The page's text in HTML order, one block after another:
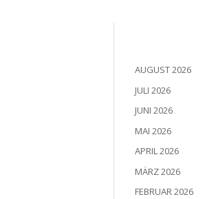
AUGUST 2026
JULI 2026
JUNI 2026
MAI 2026
APRIL 2026
MÄRZ 2026
FEBRUAR 2026